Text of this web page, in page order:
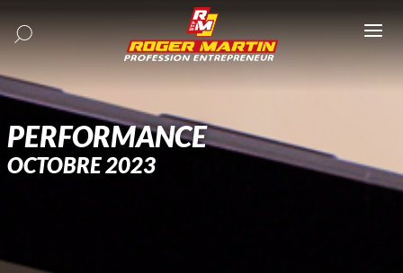
le
PERFORMANCE
OCTOBRE 2023